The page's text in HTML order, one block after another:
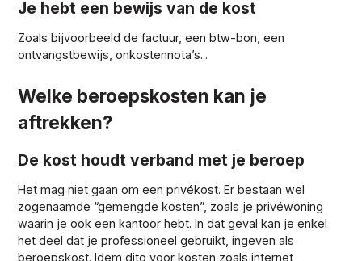
Je hebt een bewijs van de kost
Zoals bijvoorbeeld de factuur, een btw-bon, een
ontvangstbewijs, onkostennota’s...
Welke beroepskosten kan je
aftrekken?
De kost houdt verband met je beroep
Het mag niet gaan om een privékost. Er bestaan wel
zogenaamde “gemengde kosten”, zoals je privéwoning
waarin je ook een kantoor hebt. In dat geval kan je enkel
het deel dat je professioneel gebruikt, ingeven als
beroepskost. Idem dito voor kosten zoals internet,